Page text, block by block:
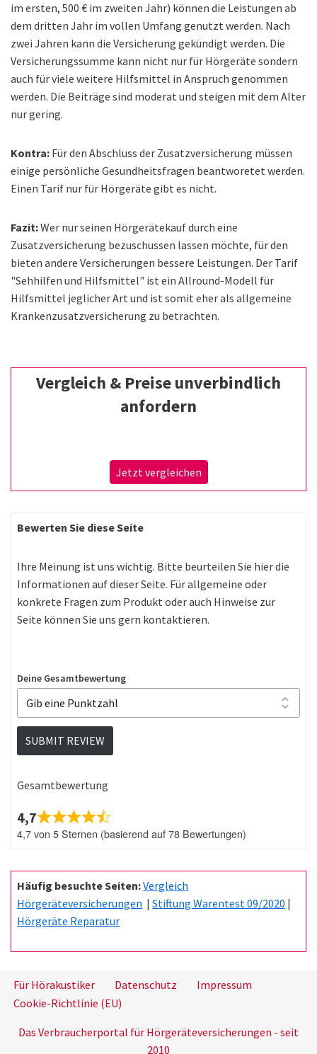
im ersten, 500 € im zweiten Jahr) können die Leistungen ab
dem dritten Jahr im vollen Umfang genutzt werden. Nach
zwei Jahren kann die Versicherung gekündigt werden. Die
Versicherungssumme kann nicht nur für Hörgeräte sondern
auch für viele weitere Hilfsmittel in Anspruch genommen
werden. Die Beiträge sind moderat und steigen mit dem Alter
nur gering.
Kontra: Für den Abschluss der Zusatzversicherung müssen
einige persönliche Gesundheitsfragen beantworetet werden.
Einen Tarif nur für Hörgeräte gibt es nicht.
Fazit:Wer nur seinen Hörgerätekauf durch eine
Zusatzversicherung bezuschussen lassen möchte, für den
bieten andere Versicherungen bessere Leistungen. Der Tarif
"Sehhilfen und Hilfsmittel" ist ein Allround-Modell für
Hilfsmittel jeglicher Art und ist somit eher als allgemeine
Krankenzusatzversicherung zu betrachten.
Vergleich & Preise unverbindlich
anfordern
Jetzt vergleichen
Bewerten Sie diese Seite
Ihre Meinung ist uns wichtig. Bitte beurteilen Sie hier die
Informationen auf dieser Seite. Für allgemeine oder
konkrete Fragen zum Produkt oder auch Hinweise zur
Seite können Sie uns gern kontaktieren.
Deine Gesamtbewertung
SUBMIT REVIEW
Gesamtbewertung
4,7
4,7 von 5 Sternen (basierend auf 78 Bewertungen)
Häufig besuchte Seiten:Vergleich
Hörgeräteversicherungen |Stiftung Warentest 09/2020 |
Hörgeräte Reparatur
Für Hörakustiker Datenschutz
Impressum
Cookie-Richtlinie (EU)
Das Verbraucherportal für Hörgeräteversicherungen - seit
2010